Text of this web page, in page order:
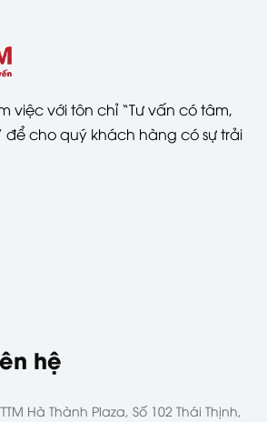
việc với tôn chỉ “Tư vấn có tâm,
để cho quý khách hàng có sự trải
hệ
Hà Thành Plaza, Số 102 Thái Thịnh,